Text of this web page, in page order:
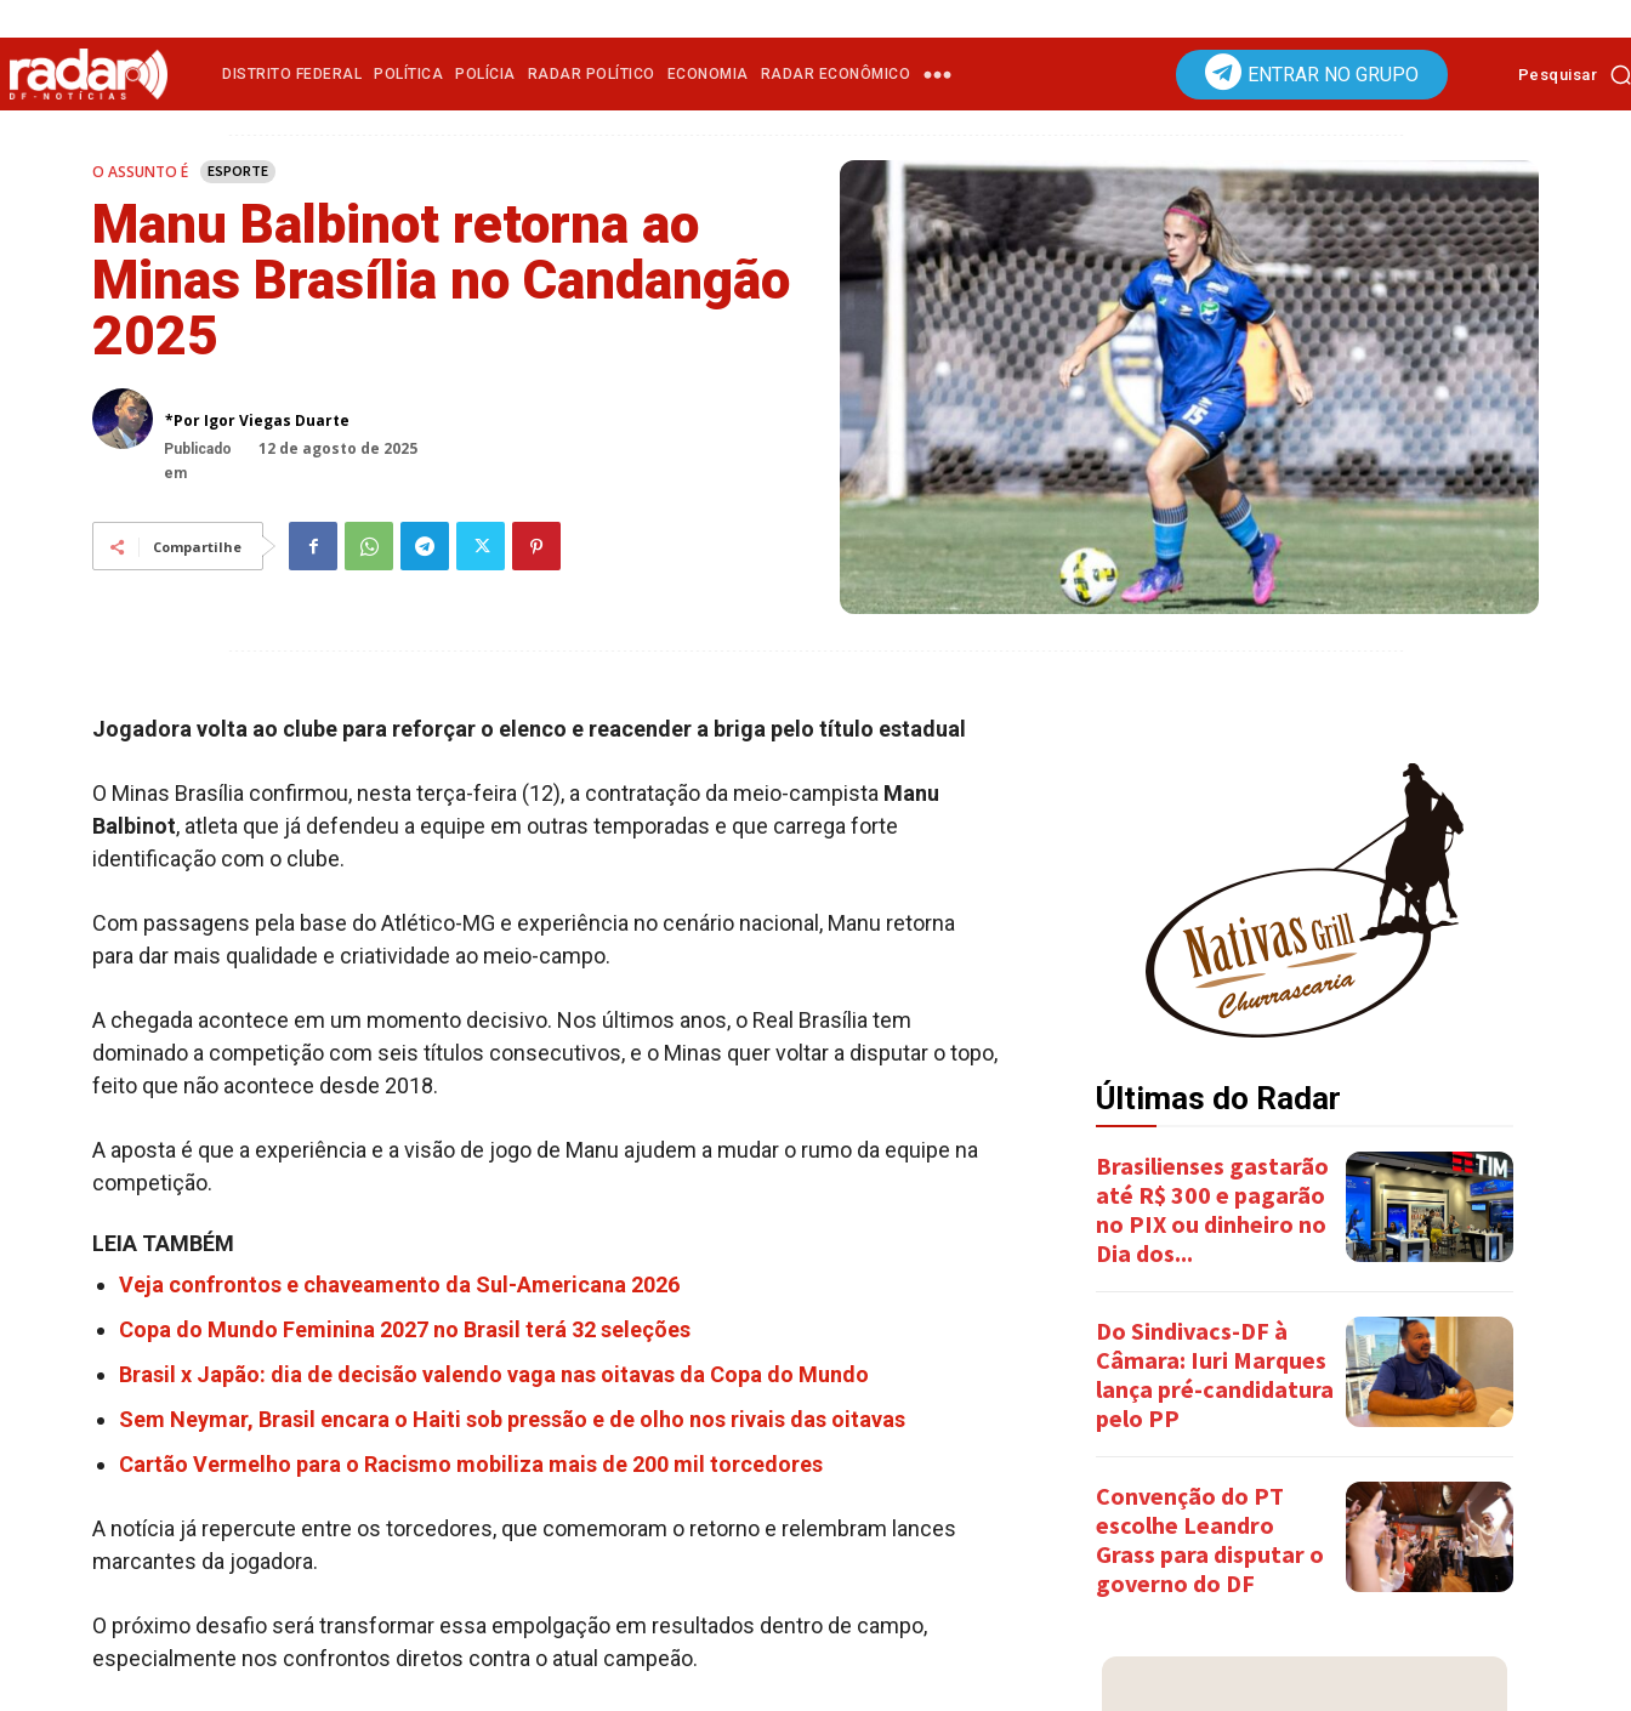
DISTRITO FEDERAL POLÍTICA POLÍCIA RADAR POLÍTICO ECONOMIA RADAR ECONÔMICO ENTRAR NO GRUPO Pesquisar
O ASSUNTO É ESPORTE
Manu Balbinot retorna ao
Minas Brasília no Candangão
2025
*Por Igor Viegas Duarte
Publicado
em
12 de agosto de 2025
Compartilhe
Jogadora volta ao clube para reforçar o elenco e reacender a briga pelo título estadual
O Minas Brasília confirmou, nesta terça-feira (12), a contratação da meio-campista Manu
Balbinot, atleta que já defendeu a equipe em outras temporadas e que carrega forte
identificação com o clube.
Com passagens pela base do Atlético-MG e experiência no cenário nacional, Manu retorna
para dar mais qualidade e criatividade ao meio-campo.
A chegada acontece em um momento decisivo. Nos últimos anos, o Real Brasília tem
dominado a competição com seis títulos consecutivos, e o Minas quer voltar a disputar o topo,
feito que não acontece desde 2018.
A aposta é que a experiência e a visão de jogo de Manu ajudem a mudar o rumo da equipe na
competição.
LEIA TAMBÉM
Veja confrontos e chaveamento da Sul-Americana 2026
Copa do Mundo Feminina 2027 no Brasil terá 32 seleções
Brasil x Japão: dia de decisão valendo vaga nas oitavas da Copa do Mundo
Sem Neymar, Brasil encara o Haiti sob pressão e de olho nos rivais das oitavas
Cartão Vermelho para o Racismo mobiliza mais de 200 mil torcedores
A notícia já repercute entre os torcedores, que comemoram o retorno e relembram lances
marcantes da jogadora.
O próximo desafio será transformar essa empolgação em resultados dentro de campo,
especialmente nos confrontos diretos contra o atual campeão.
Últimas do Radar
Brasilienses gastarão
até R$ 300 e pagarão
no PIX ou dinheiro no
Dia dos...
Do Sindivacs-DF à
Câmara: Iuri Marques
lança pré-candidatura
pelo PP
Convenção do PT
escolhe Leandro
Grass para disputar o
governo do DF